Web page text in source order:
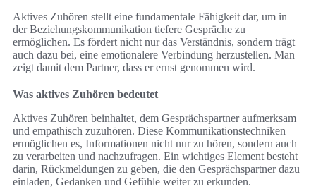
Aktives Zuhören stellt eine fundamentale Fähigkeit dar, um in
der Beziehungskommunikation tiefere Gespräche zu
ermöglichen. Es fördert nicht nur das Verständnis, sondern trägt
auch dazu bei, eine emotionalere Verbindung herzustellen. Man
zeigt damit dem Partner, dass er ernst genommen wird.
Was aktives Zuhören bedeutet
Aktives Zuhören beinhaltet, dem Gesprächspartner aufmerksam
und empathisch zuzuhören. Diese Kommunikationstechniken
ermöglichen es, Informationen nicht nur zu hören, sondern auch
zu verarbeiten und nachzufragen. Ein wichtiges Element besteht
darin, Rückmeldungen zu geben, die den Gesprächspartner dazu
einladen, Gedanken und Gefühle weiter zu erkunden.